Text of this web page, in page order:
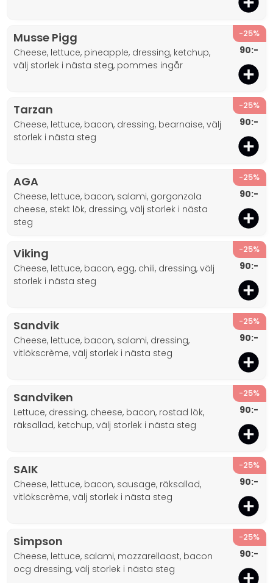
Musse Pigg
cheese, lettuce, pineapple, dressing, ketchup,
välj storlek i nästa steg, pommes ingår
-25%
90:-
Tarzan
cheese, lettuce, bacon, dressing, bearnaise, välj
storlek i nästa steg
-25%
90:-
AGA
cheese, lettuce, bacon, salami, gorgonzola
cheese, stekt lök, dressing, välj storlek i nästa
steg
-25%
90:-
Viking
cheese, lettuce, bacon, egg, chili, dressing, välj
storlek i nästa steg
-25%
90:-
Sandvik
cheese, lettuce, bacon, salami, dressing,
vitlökscrème, välj storlek i nästa steg
-25%
90:-
Sandviken
lettuce, dressing, cheese, bacon, rostad lök,
räksallad, ketchup, välj storlek i nästa steg
-25%
90:-
SAIK
cheese, lettuce, bacon, sausage, räksallad,
vitlökscrème, välj storlek i nästa steg
-25%
90:-
Simpson
cheese, lettuce, salami, mozzarellaost, bacon
ocg dressing, välj storlek i nästa steg
-25%
90:-